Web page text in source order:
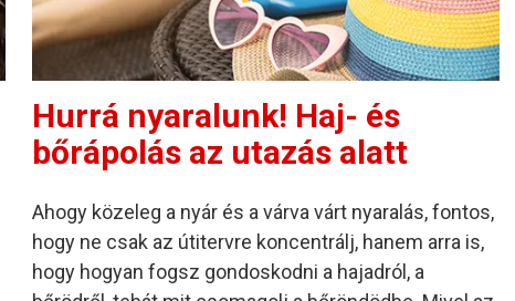
Hurrá nyaralunk! Haj- és
bőrápolás az utazás alatt
Ahogy közeleg a nyár és a várva várt nyaralás, fontos,
hogy ne csak az útitervre koncentrálj, hanem arra is,
hogy hogyan fogsz gondoskodni a hajadról, a